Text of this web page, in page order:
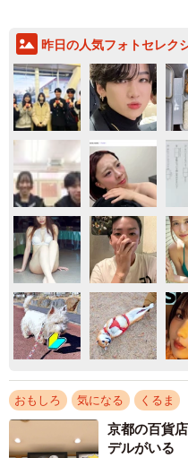
昨日の人気フォトセレク
おもしろ 気になる くるま
京都の百貨
デルがいる